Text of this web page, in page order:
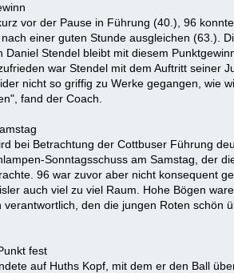
vor der Pause in Führung (40.), 96
einer guten Stunde ausgleichen (63.).
Daniel Stendel bleibt mit diesem
war Stendel mit dem Auftritt seiner
nicht so griffig zu Werke gegangen, wie
fand der Coach.
bei Betrachtung der Cottbuser Führung
Sonntagsschuss am Samstag, der
96 war zuvor aber nicht konsequent
auch viel zu viel Raum. Hohe Bögen
verantwortlich, den die jungen Roten schön
fest
auf Huths Kopf, mit dem er den Ball